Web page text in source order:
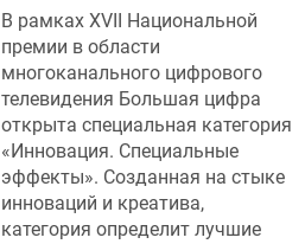
В рамках XVII Национальной
премии в области
многоканального цифрового
телевидения Большая цифра
открыта специальная категория
«Инновация. Специальные
эффекты». Созданная на стыке
инноваций и креатива,
категория определит лучшие